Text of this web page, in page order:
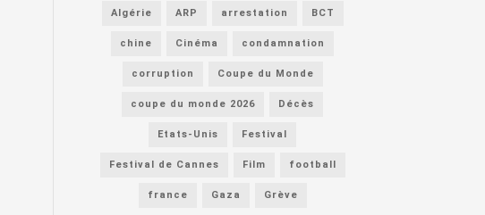
Algérie ARP arrestation BCT
chine Cinéma condamnation
corruption Coupe du Monde
coupe du monde 2026 Décès
Etats-Unis Festival
Festival de Cannes Film football
france Gaza Grève